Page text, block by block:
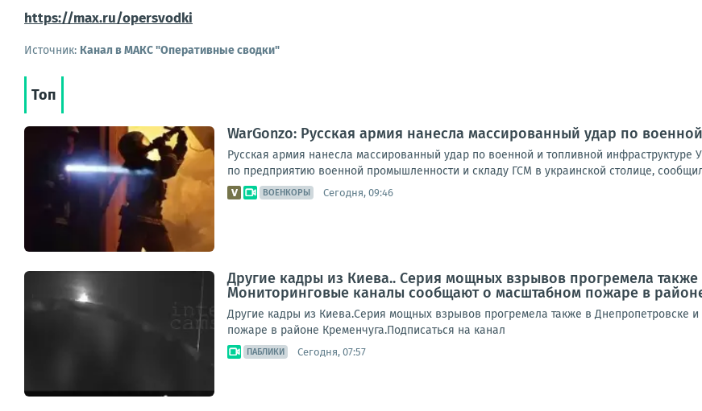
https://max.ru/opersvodki
Источник: Канал в МАКС "Оперативные сводки"
Топ
WarGonzo: Русская армия нанесла массированный удар по
Русская армия нанесла массированный удар по военной и топливной
по предприятию военной промышленности и складу ГСМ в украинской столице,
ВОЕНКОРЫ Сегодня, 09:46
Другие кадры из Киева.. Серия мощных взрывов прогремела
Мониторинговые каналы сообщают о масштабном пожаре в
Другие кадры из Киева.Серия мощных взрывов прогремела также в
пожаре в районе Кременчуга.Подписаться на канал
ПАБЛИКИ Сегодня, 07:57